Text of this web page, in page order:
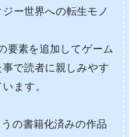
ー世界への転生モノ
要素を追加してゲーム
で読者に親しみやす
ます。
の書籍化済みの作品